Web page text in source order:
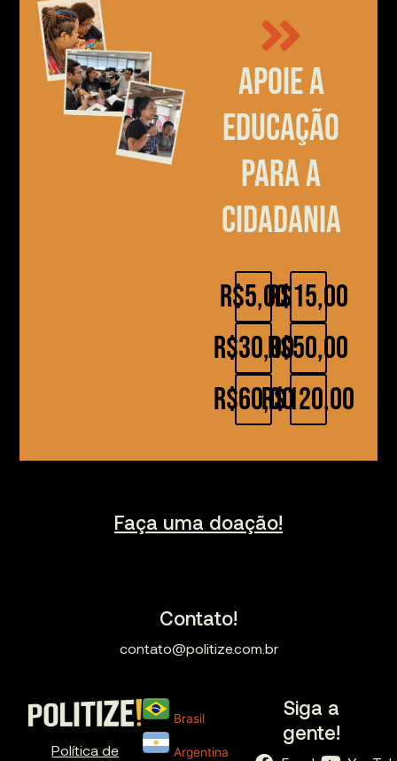
Apoie a
educação
para a
cidadania
R$5,00
R$30,00
R$60,00
R$15,00
R$50,00
R$120,00
Faça uma doação!
Contato!
contato@politize.com.br
Política de
Brasil
Argentina
Siga a
gente!